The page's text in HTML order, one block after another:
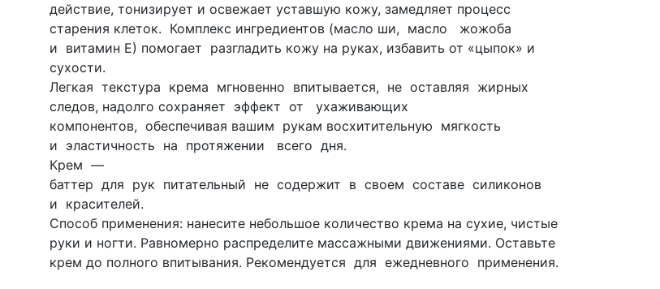
действие, тонизирует и освежает уставшую кожу, замедляет процесс
старения клеток. Комплекс ингредиентов (масло ши, масло жожоба
и витамин Е) помогает разгладить кожу на руках, избавить от «цыпок» и
сухости.
Легкая текстура крема мгновенно впитывается, не оставляя жирных
следов, надолго сохраняет эффект от ухаживающих
компонентов, обеспечивая вашим рукам восхитительную мягкость
и эластичность на протяжении всего дня.
Крем —
баттер для рук питательный не содержит в своем составе силиконов
и красителей.
Способ применения: нанесите небольшое количество крема на сухие, чистые
руки и ногти. Равномерно распределите массажными движениями. Оставьте
крем до полного впитывания. Рекомендуется для ежедневного применения.